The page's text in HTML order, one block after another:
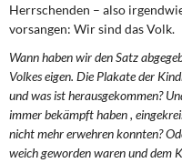
Herrschenden – also
vorsangen: Wir sind das Volk.
Wann haben wir den Satz
Volkes eigen. Die Plakate der
und was ist herausgekommen?
immer bekämpft haben ,
nicht mehr erwehren konnten?
weich geworden waren und dem